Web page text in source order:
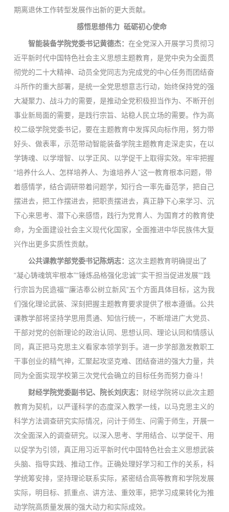
期离退休工作转型发展作出新的更大贡献。
感悟思想伟力 砥砺初心使命
智能装备学院党委书记黄德杰： 在全党深入开展学习贯彻习
近平新时代中国特色社会主义思想主题教育，是党中央为全面贯
彻党的二十大精神、动员全党同志为完成党的中心任务而团结奋
斗所作的重大部署，是统一全党思想意志行动，始终保持党的强
大凝聚力、战斗力的需要，是推动全党积极担当作为、不断开创
事业新局面的需要，是践行宗旨、站稳人民立场的需要。作为高
校二级学院党委书记，要在主题教育中发挥风向标作用，努力带
好头、做表率，示范带动智能装备学院主题教育走深走实，在以
学铸魂、以学增智、以学正风、以学促干上取得实效。牢牢把握
“培养什么人、怎样培养人、为谁培养人”这一教育根本问题，带
着感情学，结合调研带着问题学，知行合一率先垂范学，把自己
摆进去，把工作摆进去，把职责摆进去，真正静下心来学习、沉
下心来思考、潜下心来感悟，践行为党育人、为国育才的教育使
命，为全面建设社会主义现代化国家，全面推进中华民族伟大复
兴作出更多实质性贡献。
公共课教学部党委书记陈炳志： 这次主题教育明确提出了
“凝心铸魂筑牢根本”“锤炼品格强化忠诚”“实干担当促进发展”“践
行宗旨为民造福”“廉洁奉公树立新风”五个方面具体目标，这为我
们强化理论武装、深刻把握主题教育要求提供了根本遵循。公共
课教学部将坚持学思用贯通、知信行统一，不断增进广大党员、
干部对党的创新理论的政治认同、思想认同、理论认同和情感认
同，真正把马克思主义看家本领学到手。进一步学部激发教职工
干事创业的精气神，汇聚起攻坚克难、团结奋进的强大力量，共
同为全面实现学校第三次党代会确立的目标任务而努力奋斗！
财经学院党委副书记、院长刘庆志： 财经学院将以此次主题
教育为契机，以严谨科学的态度深入教学一线，以马克思主义的
科学方法调查研究实际情况，问计于师生、问需于师生，开展一
次全面深入的调查研究。以深入思考、学用结合、以学促干、用
以促学为引领，真正用习近平新时代中国特色社会主义思想武装
头脑、指导实践、推动工作。正确处理好学习和工作的关系，科
学统筹安排，坚持理论联系实际，紧密结合高等教育和学院发展
实际，明目标、抓重点、讲方法、重效率，把学习成果转化为推
动学院高质量发展的强大动力和实际成效。